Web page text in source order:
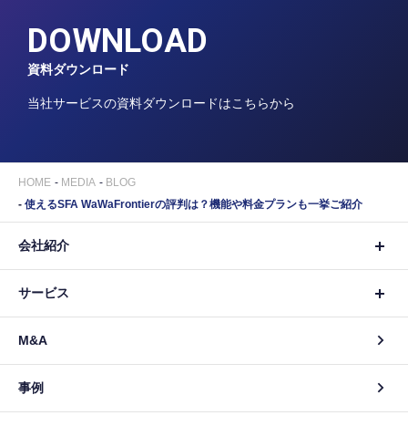
DOWNLOAD
資料ダウンロード
当社サービスの資料ダウンロードはこちらから
HOME MEDIA
BLOG
使えるSFA WaWaFrontierの評判は？機能や料金プランも一挙ご紹介
会社紹介
サービス
M&A
事例